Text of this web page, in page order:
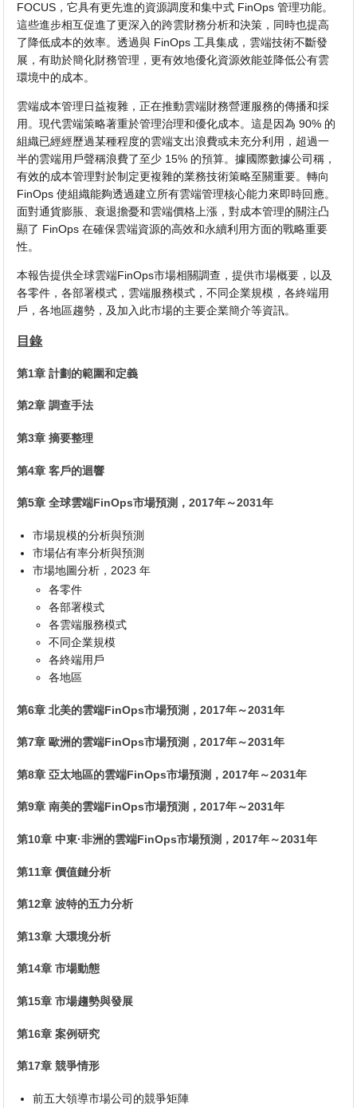
FOCUS，它具有更先進的資源調度和集中式 FinOps 管理功能。
這些進步相互促進了更深入的跨雲財務分析和決策，同時也提高
了降低成本的效率。透過與 FinOps 工具集成，雲端技術不斷發
展，有助於簡化財務管理，更有效地優化資源效能並降低公有雲
環境中的成本。
雲端成本管理日益複雜，正在推動雲端財務營運服務的傳播和採
用。現代雲端策略著重於管理治理和優化成本。這是因為 90% 的
組織已經經歷過某種程度的雲端支出浪費或未充分利用，超過一
半的雲端用戶聲稱浪費了至少 15% 的預算。據國際數據公司稱，
有效的成本管理對於制定更複雜的業務技術策略至關重要。轉向
FinOps 使組織能夠透過建立所有雲端管理核心能力來即時回應。
面對通貨膨脹、衰退擔憂和雲端價格上漲，對成本管理的關注凸
顯了 FinOps 在確保雲端資源的高效和永續利用方面的戰略重要
性。
本報告提供全球雲端FinOps市場相關調查，提供市場概要，以及
各零件，各部署模式，雲端服務模式，不同企業規模，各終端用
戶，各地區趨勢，及加入此市場的主要企業簡介等資訊。
目錄
第1章 計劃的範圍和定義
第2章 調查手法
第3章 摘要整理
第4章 客戶的迴響
第5章 全球雲端FinOps市場預測，2017年～2031年
市場規模的分析與預測
市場佔有率分析與預測
市場地圖分析，2023 年
各零件
各部署模式
各雲端服務模式
不同企業規模
各終端用戶
各地區
第6章 北美的雲端FinOps市場預測，2017年～2031年
第7章 歐洲的雲端FinOps市場預測，2017年～2031年
第8章 亞太地區的雲端FinOps市場預測，2017年～2031年
第9章 南美的雲端FinOps市場預測，2017年～2031年
第10章 中東·非洲的雲端FinOps市場預測，2017年～2031年
第11章 價值鏈分析
第12章 波特的五力分析
第13章 大環境分析
第14章 市場動態
第15章 市場趨勢與發展
第16章 案例研究
第17章 競爭情形
前五大領導市場公司的競爭矩陣